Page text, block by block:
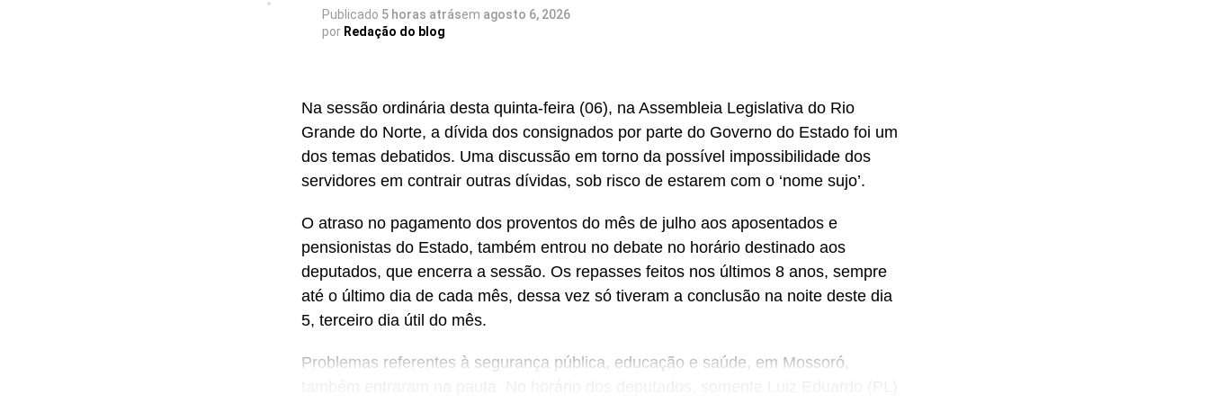
Participaram do debate os deputados Coronel Azevedo (PL) e Isolda Dantas (PT).
Publicado 5 horas atrásem agosto 6, 2026
por Redação do blog
Na sessão ordinária desta quinta-feira (06), na Assembleia Legislativa do Rio
Grande do Norte, a dívida dos consignados por parte do Governo do Estado foi um
dos temas debatidos. Uma discussão em torno da possível impossibilidade dos
servidores em contrair outras dívidas, sob risco de estarem com o ‘nome sujo’.
O atraso no pagamento dos proventos do mês de julho aos aposentados e
pensionistas do Estado, também entrou no debate no horário destinado aos
deputados, que encerra a sessão. Os repasses feitos nos últimos 8 anos, sempre
até o último dia de cada mês, dessa vez só tiveram a conclusão na noite deste dia
5, terceiro dia útil do mês.
Problemas referentes à segurança pública, educação e saúde, em Mossoró,